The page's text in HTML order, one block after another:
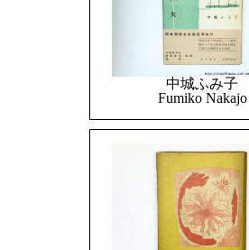
中城ふみ子
Fumiko Nakajo